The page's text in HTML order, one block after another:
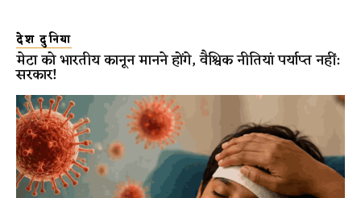
देश दुनिया
मेटा को भारतीय कानून मानने होंगे, वैश्विक नीतियां पर्याप्त नहीं:
सरकार!